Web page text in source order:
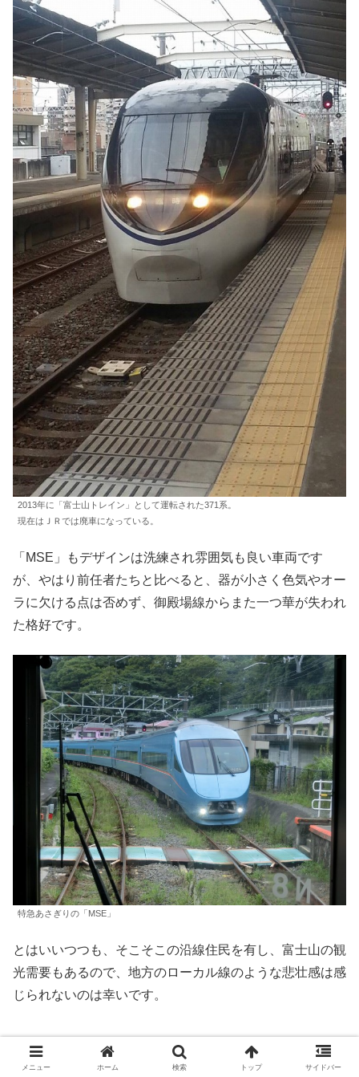
2013年に「富士山トレイン」として運転された371系。
現在はＪＲでは廃車になっている。
「MSE」もデザインは洗練され雰囲気も良い車両です
が、やはり前任者たちと比べると、器が小さく色気やオー
ラに欠ける点は否めず、御殿場線からまた一つ華が失われ
た格好です。
特急あさぎりの「MSE」
とはいいつつも、そこそこの沿線住民を有し、富士山の観
光需要もあるので、地方のローカル線のような悲壮感は感
じられないのは幸いです。
メニュー ホーム 検索 トップ サイドバー